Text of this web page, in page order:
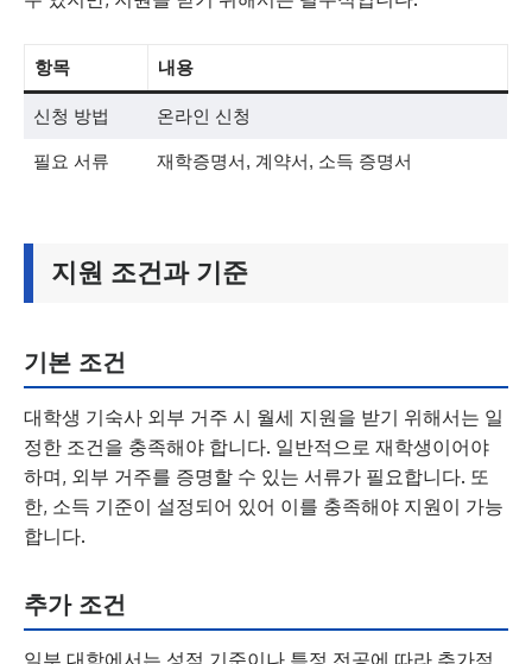
항목 내용
신청 방법 온라인 신청
필요 서류 재학증명서, 계약서, 소득 증명서
지원 조건과 기준
기본 조건
대학생 기숙사 외부 거주 시 월세 지원을 받기 위해서는 일
정한 조건을 충족해야 합니다. 일반적으로 재학생이어야
하며, 외부 거주를 증명할 수 있는 서류가 필요합니다. 또
한, 소득 기준이 설정되어 있어 이를 충족해야 지원이 가능
합니다.
추가 조건
일부 대학에서는 성적 기준이나 특정 전공에 따라 추가적